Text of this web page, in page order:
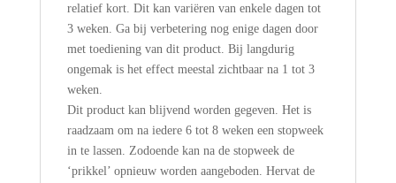
relatief kort. Dit kan variëren van enkele dagen tot
3 weken. Ga bij verbetering nog enige dagen door
met toediening van dit product. Bij langdurig
ongemak is het effect meestal zichtbaar na 1 tot 3
weken.
Dit product kan blijvend worden gegeven. Het is
raadzaam om na iedere 6 tot 8 weken een stopweek
in te lassen. Zodoende kan na de stopweek de
‘prikkel’ opnieuw worden aangeboden. Hervat de